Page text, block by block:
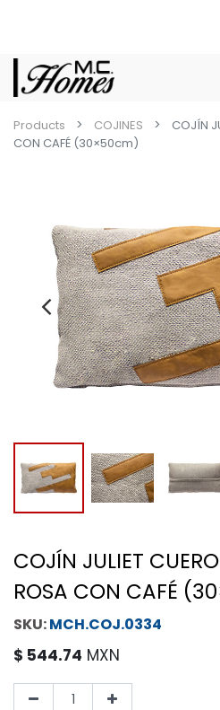
Products COJINES
COJÍN
CON CAFÉ (30×50cm)
COJÍN JULIET
ROSA CON CAFÉ
MCH.COJ.0334
$ 544.74 MXN